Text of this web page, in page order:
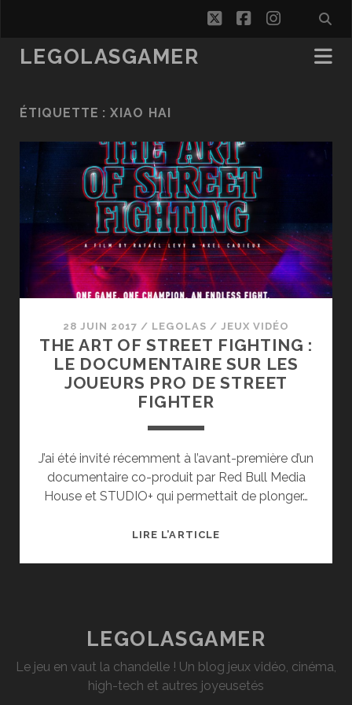
twitterfacebook
LEGOLASGAMER
ÉTIQUETTE :XIAO HAI
28 JUIN 2017 / LEGOLAS / JEUX VIDÉO
THE ART OF STREET FIGHTING :
LE DOCUMENTAIRE SUR LES
JOUEURS PRO DE STREET
FIGHTER
J’ai été invité récemment à l’avant-première d’un
documentaire co-produit par Red Bull Media
House et STUDIO+ qui permettait de plonger…
LIRE L’ARTICLETHE
LE
DOCUMENTAIRE
SUR
LEGOLASGAMER
Le jeu en vaut la chandelle ! Un blog jeux vidéo, cinéma,
high-tech et autres joyeusetés